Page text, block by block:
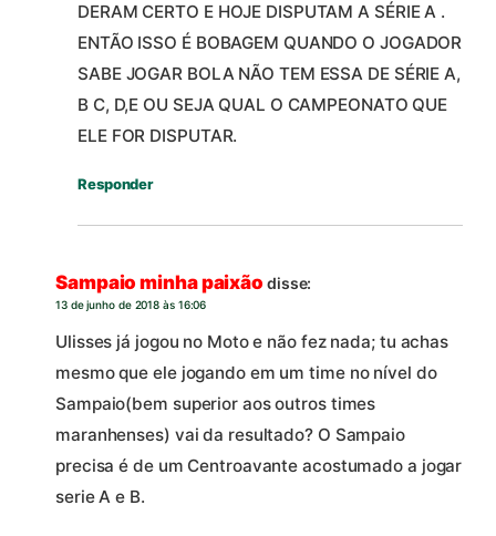
DERAM CERTO E HOJE DISPUTAM A SÉRIE A .
ENTÃO ISSO É BOBAGEM QUANDO O JOGADOR
SABE JOGAR BOLA NÃO TEM ESSA DE SÉRIE A,
B C, D,E OU SEJA QUAL O CAMPEONATO QUE
ELE FOR DISPUTAR.
Responder
Sampaio minha paixão disse:
13 de junho de 2018 às 16:06
Ulisses já jogou no Moto e não fez nada; tu achas
mesmo que ele jogando em um time no nível do
Sampaio(bem superior aos outros times
maranhenses) vai da resultado? O Sampaio
precisa é de um Centroavante acostumado a jogar
serie A e B.